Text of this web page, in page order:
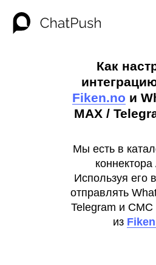
Как
Fiken.no и
MAX /
Мы есть в
Используя его
отправлять
Telegram и СМС
из